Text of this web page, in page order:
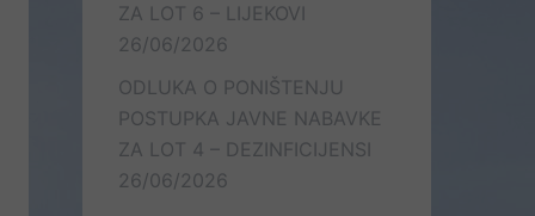
ZA LOT 6 – LIJEKOVI
26/06/2026
ODLUKA O PONIŠTENJU
POSTUPKA JAVNE NABAVKE
ZA LOT 4 – DEZINFICIJENSI
26/06/2026